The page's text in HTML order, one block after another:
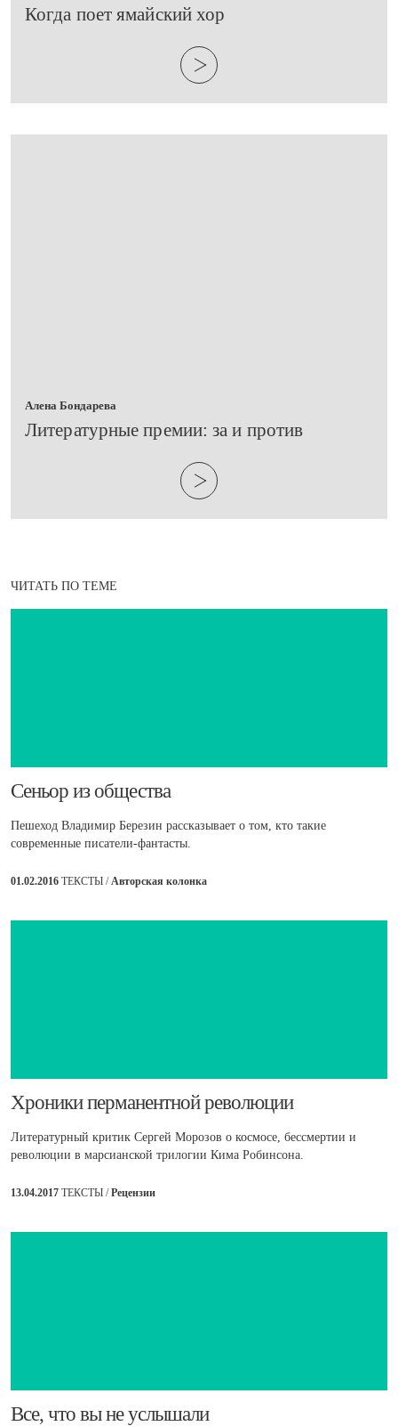
​Когда поет ямайский хор
Алена Бондарева
Литературные премии: за и против
ЧИТАТЬ ПО ТЕМЕ
Сеньор из общества
Пешеход Владимир Березин рассказывает о том, кто такие
современные писатели-фантасты.
01.02.2016 ТЕКСТЫ /Авторская колонка
​Хроники перманентной революции
Литературный критик Сергей Морозов о космосе, бессмертии и
революции в марсианской трилогии Кима Робинсона.
13.04.2017 ТЕКСТЫ /Рецензии
​Все, что вы не услышали